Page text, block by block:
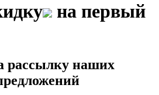
на первый
рассылку наших